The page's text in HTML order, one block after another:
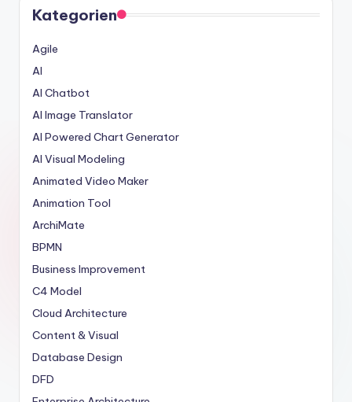
Kategorien
Agile
AI
AI Chatbot
AI Image Translator
AI Powered Chart Generator
AI Visual Modeling
Animated Video Maker
Animation Tool
ArchiMate
BPMN
Business Improvement
C4 Model
Cloud Architecture
Content & Visual
Database Design
DFD